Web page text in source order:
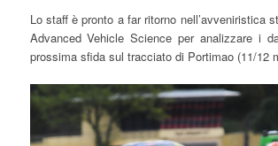
Lo staff è pronto a far ritorno nell’avveniristica
Advanced Vehicle Science per analizzare i
prossima sfida sul tracciato di Portimao (11/12